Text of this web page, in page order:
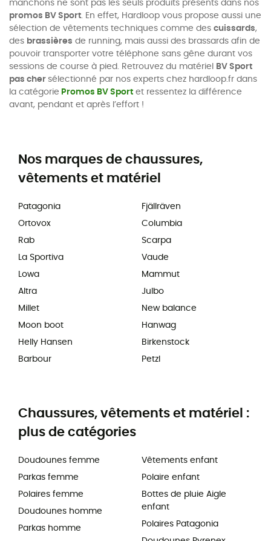
manchons ne sont pas les seuls produits présents dans nos
promos BV Sport. En effet, Hardloop vous propose aussi une
sélection de vêtements techniques comme des cuissards,
des brassières de running, mais aussi des brassards afin de
pouvoir transporter votre téléphone sans gêne durant vos
sessions de course à pied. Retrouvez du matériel
BV Sport
pas cher sélectionné par nos experts chez hardloop.fr dans
la catégorie Promos BV Sport et ressentez la différence
avant, pendant et après l’effort !
Nos marques de chaussures,
vêtements et matériel
Patagonia
Ortovox
Rab
La Sportiva
Lowa
Altra
Millet
Moon boot
Helly Hansen
Barbour
Fjällräven
Columbia
Scarpa
Vaude
Mammut
Julbo
New balance
Hanwag
Birkenstock
Petzl
Chaussures, vêtements et matériel :
plus de catégories
Doudounes femme
Parkas femme
Polaires femme
Doudounes homme
Parkas homme
Vêtements enfant
Polaire enfant
Bottes de pluie Aigle
enfant
Polaires Patagonia